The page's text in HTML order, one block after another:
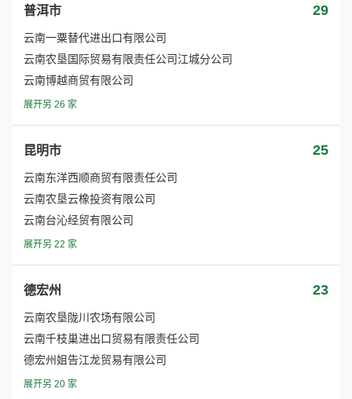
普洱市 29
云南一粟替代进出口有限公司
云南农垦国际贸易有限责任公司江城分公司
云南博越商贸有限公司
展开另 26 家
昆明市 25
云南东洋西顺商贸有限责任公司
云南农垦云橡投资有限公司
云南台沁经贸有限公司
展开另 22 家
德宏州 23
云南农垦陇川农场有限公司
云南千枝巢进出口贸易有限责任公司
德宏州姐告江龙贸易有限公司
展开另 20 家